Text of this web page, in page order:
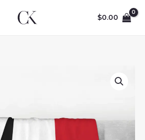
$0.00